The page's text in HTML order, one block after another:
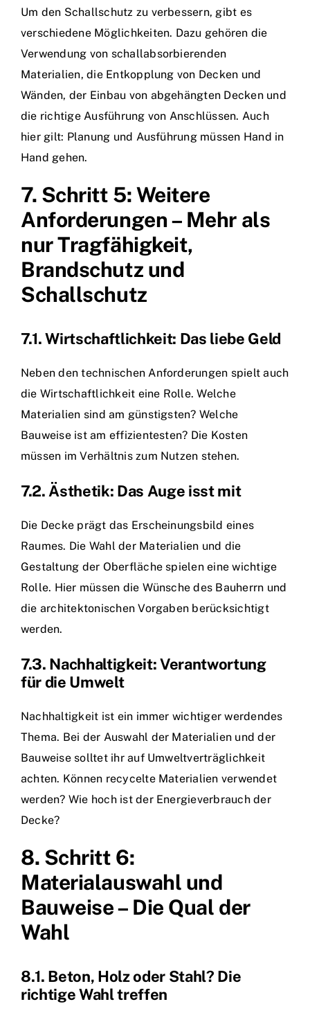
Um den Schallschutz zu verbessern, gibt es
verschiedene Möglichkeiten. Dazu gehören die
Verwendung von schallabsorbierenden
Materialien, die Entkopplung von Decken und
Wänden, der Einbau von abgehängten Decken und
die richtige Ausführung von Anschlüssen. Auch
hier gilt: Planung und Ausführung müssen Hand in
Hand gehen.
7. Schritt 5: Weitere
Anforderungen – Mehr als
nur Tragfähigkeit,
Brandschutz und
Schallschutz
7.1. Wirtschaftlichkeit: Das liebe Geld
Neben den technischen Anforderungen spielt auch
die Wirtschaftlichkeit eine Rolle. Welche
Materialien sind am günstigsten? Welche
Bauweise ist am effizientesten? Die Kosten
müssen im Verhältnis zum Nutzen stehen.
7.2. Ästhetik: Das Auge isst mit
Die Decke prägt das Erscheinungsbild eines
Raumes. Die Wahl der Materialien und die
Gestaltung der Oberfläche spielen eine wichtige
Rolle. Hier müssen die Wünsche des Bauherrn und
die architektonischen Vorgaben berücksichtigt
werden.
7.3. Nachhaltigkeit: Verantwortung
für die Umwelt
Nachhaltigkeit ist ein immer wichtiger werdendes
Thema. Bei der Auswahl der Materialien und der
Bauweise solltet ihr auf Umweltverträglichkeit
achten. Können recycelte Materialien verwendet
werden? Wie hoch ist der Energieverbrauch der
Decke?
8. Schritt 6:
Materialauswahl und
Bauweise – Die Qual der
Wahl
8.1. Beton, Holz oder Stahl? Die
richtige Wahl treffen